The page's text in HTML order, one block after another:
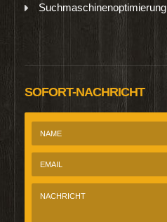
Suchmaschinenoptimierung
SOFORT-NACHRICHT